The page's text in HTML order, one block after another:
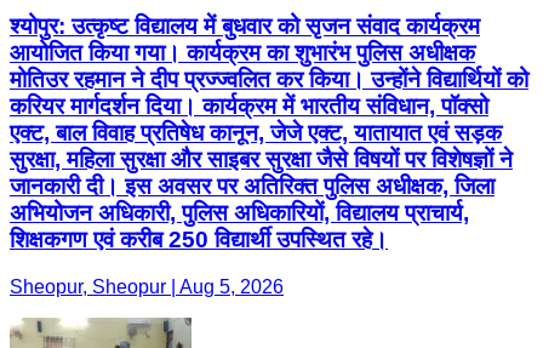
श्योपुर: उत्कृष्ट विद्यालय में बुधवार को सृजन संवाद कार्यक्रम
आयोजित किया गया। कार्यक्रम का शुभारंभ पुलिस अधीक्षक
मोतिउर रहमान ने दीप प्रज्ज्वलित कर किया। उन्होंने विद्यार्थियों को
करियर मार्गदर्शन दिया। कार्यक्रम में भारतीय संविधान, पॉक्सो
एक्ट, बाल विवाह प्रतिषेध कानून, जेजे एक्ट, यातायात एवं सड़क
सुरक्षा, महिला सुरक्षा और साइबर सुरक्षा जैसे विषयों पर विशेषज्ञों ने
जानकारी दी। इस अवसर पर अतिरिक्त पुलिस अधीक्षक, जिला
अभियोजन अधिकारी, पुलिस अधिकारियों, विद्यालय प्राचार्य,
शिक्षकगण एवं करीब 250 विद्यार्थी उपस्थित रहे।
Sheopur, Sheopur | Aug 5, 2026